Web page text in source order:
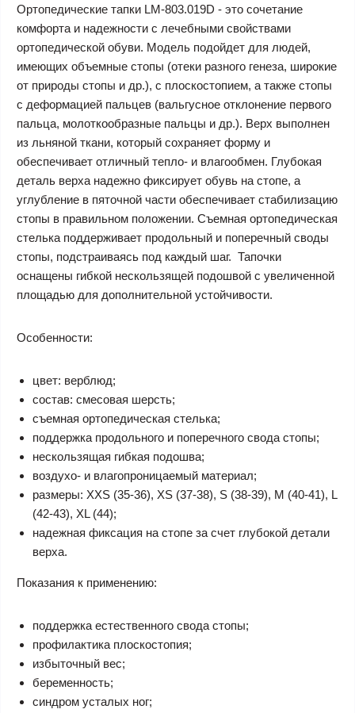
Ортопедические тапки LM-803.019D - это сочетание
комфорта и надежности с лечебными свойствами
ортопедической обуви. Модель подойдет для людей,
имеющих объемные стопы (отеки разного генеза, широкие
от природы стопы и др.), с плоскостопием, а также стопы
с деформацией пальцев (вальгусное отклонение первого
пальца, молоткообразные пальцы и др.). Верх выполнен
из льняной ткани, который сохраняет форму и
обеспечивает отличный тепло- и влагообмен. Глубокая
деталь верха надежно фиксирует обувь на стопе, а
углубление в пяточной части обеспечивает стабилизацию
стопы в правильном положении. Съемная ортопедическая
стелька поддерживает продольный и поперечный своды
стопы, подстраиваясь под каждый шаг. Тапочки
оснащены гибкой нескользящей подошвой с увеличенной
площадью для дополнительной устойчивости.
Особенности:
цвет: верблюд;
состав: смесовая шерсть;
съемная ортопедическая стелька;
поддержка продольного и поперечного свода стопы;
нескользящая гибкая подошва;
воздухо- и влагопроницаемый материал;
размеры: XXS (35-36), XS (37-38), S (38-39), M (40-41), L
(42-43), XL (44);
надежная фиксация на стопе за счет глубокой детали
верха.
Показания к применению:
поддержка естественного свода стопы;
профилактика плоскостопия;
избыточный вес;
беременность;
синдром усталых ног;